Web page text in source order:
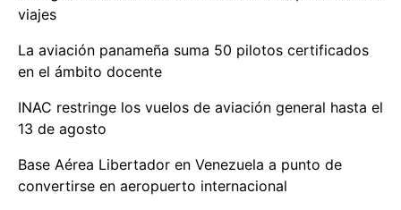
viajes
La aviación panameña suma 50 pilotos certificados
en el ámbito docente
INAC restringe los vuelos de aviación general hasta el
13 de agosto
Base Aérea Libertador en Venezuela a punto de
convertirse en aeropuerto internacional